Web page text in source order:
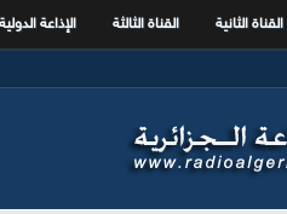
القناة الثانية القناة الثالثة الإذاعة الدولية